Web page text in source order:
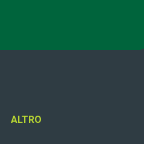
ALTRO